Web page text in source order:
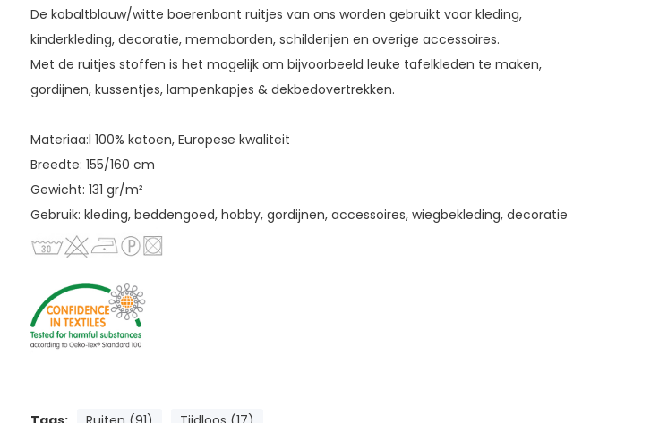
De kobaltblauw/witte boerenbont ruitjes van ons worden gebruikt voor kleding,
kinderkleding, decoratie, memoborden, schilderijen en overige accessoires.
Met de ruitjes stoffen is het mogelijk om bijvoorbeeld leuke tafelkleden te maken,
gordijnen, kussentjes, lampenkapjes & dekbedovertrekken.
Materiaa:l 100% katoen, Europese kwaliteit
Breedte: 155/160 cm
Gewicht: 131 gr/m²
Gebruik: kleding, beddengoed, hobby, gordijnen, accessoires, wiegbekleding, decoratie